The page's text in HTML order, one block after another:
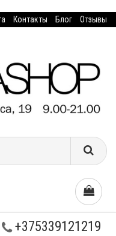
Контакты Блог Отзывы
+375339121219